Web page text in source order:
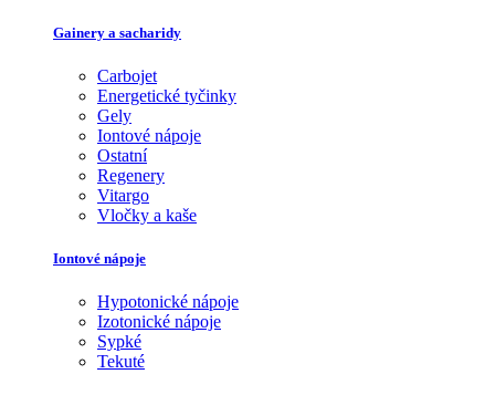
Gainery a sacharidy
Carbojet
Energetické tyčinky
Gely
Iontové nápoje
Ostatní
Regenery
Vitargo
Vločky a kaše
Iontové nápoje
Hypotonické nápoje
Izotonické nápoje
Sypké
Tekuté